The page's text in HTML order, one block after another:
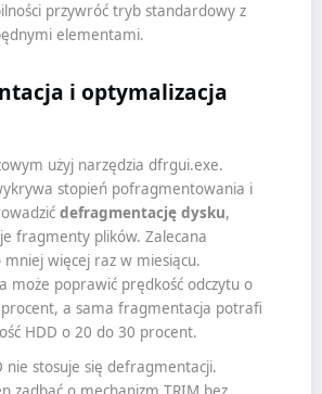
przywróć tryb standardowy z
elementami.
i optymalizacja
użyj narzędzia dfrgui.exe.
stopień pofragmentowania i
defragmentację dysku,
fragmenty plików. Zalecana
mniej więcej raz w miesiącu.
może poprawić prędkość odczytu o
procent, a sama fragmentacja potrafi
HDD o 20 do 30 procent.
nie stosuje się defragmentacji.